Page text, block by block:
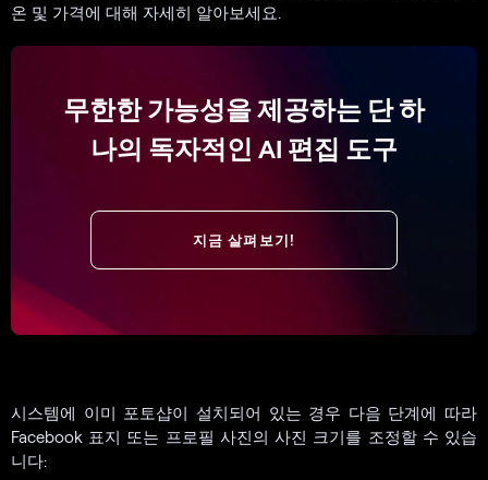
온 및 가격에 대해 자세히 알아보세요.
무한한 가능성을 제공하는 단 하
나의 독자적인 AI 편집 도구
지금 살펴보기!
시스템에 이미 포토샵이 설치되어 있는 경우 다음 단계에 따라
Facebook 표지 또는 프로필 사진의 사진 크기를 조정할 수 있습
니다: